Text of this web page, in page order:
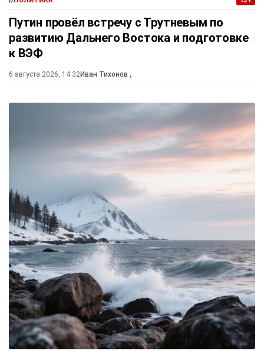
Путин провёл встречу с Трутневым по
развитию Дальнего Востока и подготовке
к ВЭФ
6 августа 2026, 14:32Иван Тихонов ,